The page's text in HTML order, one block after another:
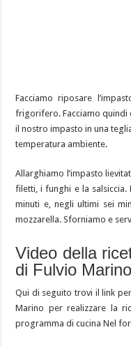
Facciamo riposare
frigorifero. Facciamo
il nostro impasto in una
temperatura ambiente.
Allarghiamo l’impasto
filetti, i funghi e la salsiccia.
minuti e, negli ultimi sei
mozzarella. Sforniamo e
Video della
di Fulvio Marino
Qui di seguito trovi il link
Marino per realizzare la
programma di cucina Nel